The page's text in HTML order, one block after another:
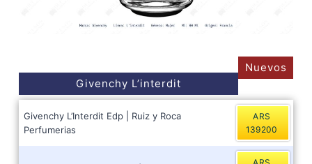
Givenchy L’interdit
Nuevos
Givenchy L’Interdit Edp | Ruiz y Roca
Perfumerias
ARS
139200